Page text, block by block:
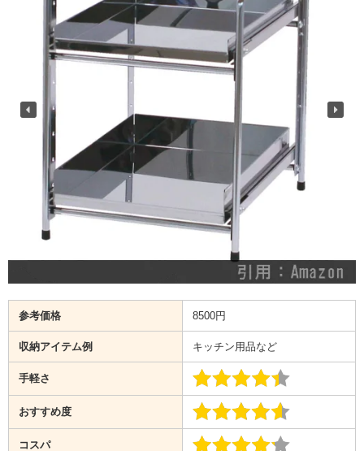
参考価格 8500円
収納アイテム例 キッチン用品など
手軽さ
おすすめ度
コスパ